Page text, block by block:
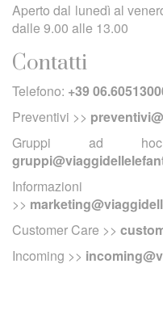
Aperto dal lunedì al
dalle 9.00 alle 13.00
Contatti
Telefono: +39
Preventivi >>
Gruppi ad
>>
Customer Care >>
Incoming >>